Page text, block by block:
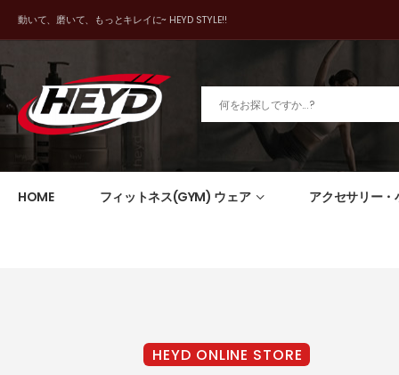
動いて、磨いて、もっとキレイに~ HEYD STYLE!!
HOME フィットネス(GYM) ウェア アクセサリー・
HEYD ONLINE STORE